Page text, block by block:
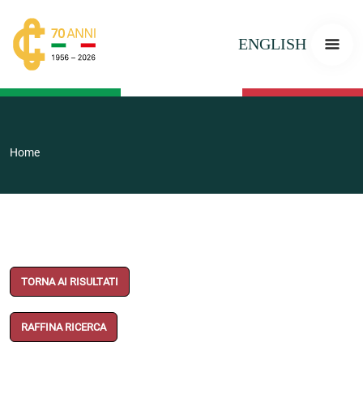
ENGLISH
Home
TORNA AI RISULTATI
RAFFINA RICERCA